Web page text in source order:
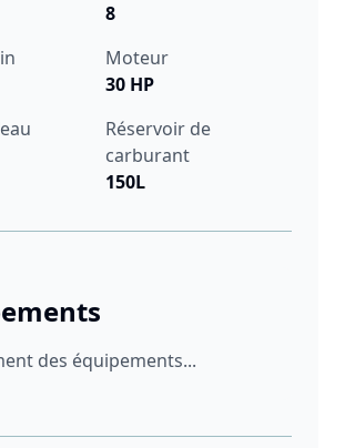
8
Moteur
30 HP
Réservoir de
carburant
150L
des équipements...